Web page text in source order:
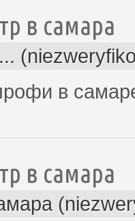
в самара
в
в самара